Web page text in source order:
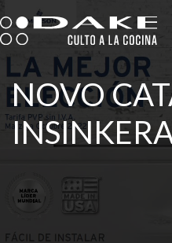
to
content
NOVO